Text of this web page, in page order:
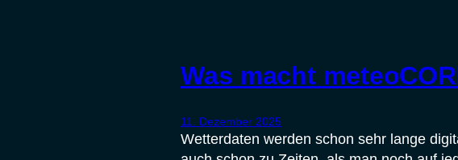
Was macht
11. Dezember 2025
Wetterdaten werden schon sehr lange